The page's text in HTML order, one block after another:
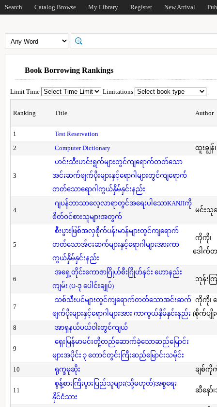
Search Catalog Browse My Library Register New Arrival
Book Borrowing Rankings
Limit Time Limitations
Ranking Title Author
1
Test Reservation
2
Computer Dictionary ထူးချွန်
3
ဟင်းသီးဟင်းရွက်များတွင်ကျရောက်တတ်သော
အင်းဆက်ဖျက်ပိုးများနှင့်ရောဂါများတွင်ကျရောက်
တတ်သောရောဂါကွယ်နှိမ်နှင်းနည်း
4
ဂျပန်ဘာသာလေ့လာရာတွင်အရေးပါသောKANJIကို
စိတ်ဝင်စားသူများအတွက်
မင်းသုခ
5
စီးပွားဖြစ်အလှစိုက်ပန်းမာန်များတွင်ကျရောက်
တတ်သောအ်ငးဆက်များနှင့်ရောဂါများအားကာ
ကွယ်နှိမ်နှင်းနည်း
ကိုကို၊
ဒေါက်တ
6
အရှေ့တိုင်းကောဇာဂြိုဟ်စီးဂြိုဟ်နင်း ဟောနည်း
ကျမ်း (ပ-ဒု ပေါင်းချုပ်)
ဘုန်းက
7
သစ်သီးပင်များတွင်ကျရောက်တတ်သောအင်းဆက်
ဖျက်ပိုးများနှင့်ရောဂါများအား ကာကွယ်နှိမ်နှင်းနည်း
ကိုကို၊
(စိုက်ပျိုး
8
အာရှနယ်ပယ်ဝါးတွင်ကျယ်
9
ရှေးမြန်မာမင်းတို့တည်ဆောက်ခဲ့သောဆည်မြောင်း
များအပိုင်း ၃ တောင်တွင်းကြီးဆည်မြောင်းသမိုင်း
10
ရုက္ခမုဆိုး ချစ်ကို
11
စွန့်စားကြီးပွားပြည်သူများ(သို့မဟုတ်)အစ္စရေး
နိုင်ငံသား
ဆီနော်၊